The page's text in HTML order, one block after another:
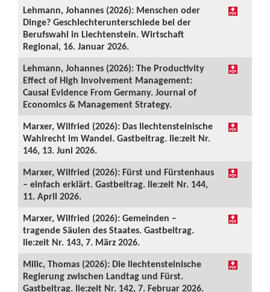
Lehmann, Johannes (2026): Menschen oder
Dinge? Geschlechterunterschiede bei der
Berufswahl in Liechtenstein. Wirtschaft
Regional, 16. Januar 2026.
Lehmann, Johannes (2026): The Productivity
Effect of High Involvement Management:
Causal Evidence From Germany. Journal of
Economics & Management Strategy.
Marxer, Wilfried (2026): Das liechtensteinische
Wahlrecht im Wandel. Gastbeitrag. lie:zeit Nr.
146, 13. Juni 2026.
Marxer, Wilfried (2026): Fürst und Fürstenhaus
– einfach erklärt. Gastbeitrag. lie:zeit Nr. 144,
11. April 2026.
Marxer, Wilfried (2026): Gemeinden –
tragende Säulen des Staates. Gastbeitrag.
lie:zeit Nr. 143, 7. März 2026.
Milic, Thomas (2026): Die liechtensteinische
Regierung zwischen Landtag und Fürst.
Gastbeitrag. lie:zeit Nr. 142, 7. Februar 2026.